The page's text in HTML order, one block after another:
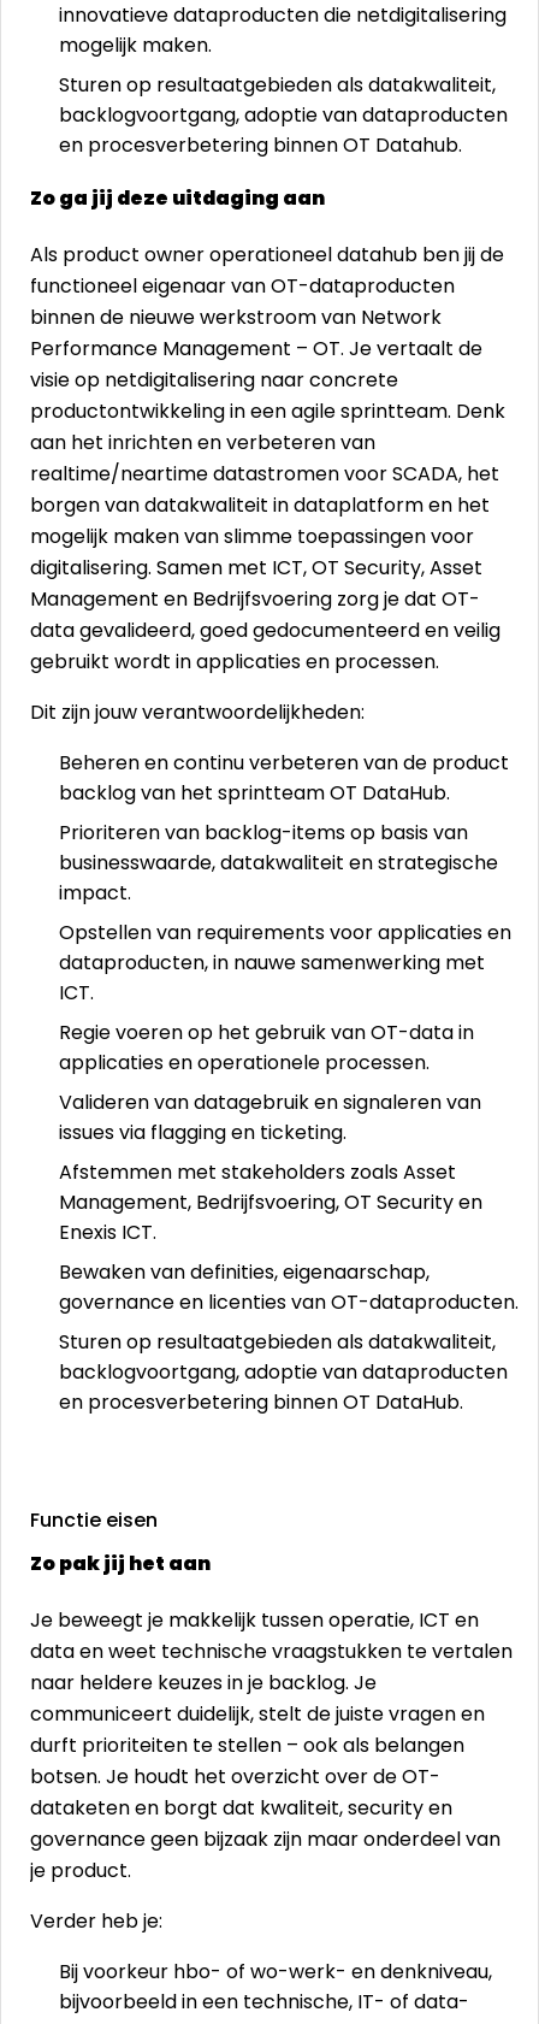
innovatieve dataproducten die netdigitalisering
mogelijk maken.
Sturen op resultaatgebieden als datakwaliteit,
backlogvoortgang, adoptie van dataproducten
en procesverbetering binnen OT Datahub.
Zo ga jij deze uitdaging aan
Als product owner operationeel datahub ben jij de
functioneel eigenaar van OT-dataproducten
binnen de nieuwe werkstroom van Network
Performance Management – OT. Je vertaalt de
visie op netdigitalisering naar concrete
productontwikkeling in een agile sprintteam. Denk
aan het inrichten en verbeteren van
realtime/neartime datastromen voor SCADA, het
borgen van datakwaliteit in dataplatform en het
mogelijk maken van slimme toepassingen voor
digitalisering. Samen met ICT, OT Security, Asset
Management en Bedrijfsvoering zorg je dat OT-
data gevalideerd, goed gedocumenteerd en veilig
gebruikt wordt in applicaties en processen.
Dit zijn jouw verantwoordelijkheden:
Beheren en continu verbeteren van de product
backlog van het sprintteam OT DataHub.
Prioriteren van backlog-items op basis van
businesswaarde, datakwaliteit en strategische
impact.
Opstellen van requirements voor applicaties en
dataproducten, in nauwe samenwerking met
ICT.
Regie voeren op het gebruik van OT-data in
applicaties en operationele processen.
Valideren van datagebruik en signaleren van
issues via flagging en ticketing.
Afstemmen met stakeholders zoals Asset
Management, Bedrijfsvoering, OT Security en
Enexis ICT.
Bewaken van definities, eigenaarschap,
governance en licenties van OT-dataproducten.
Sturen op resultaatgebieden als datakwaliteit,
backlogvoortgang, adoptie van dataproducten
en procesverbetering binnen OT DataHub.
Functie eisen
Zo pak jij het aan
Je beweegt je makkelijk tussen operatie, ICT en
data en weet technische vraagstukken te vertalen
naar heldere keuzes in je backlog. Je
communiceert duidelijk, stelt de juiste vragen en
durft prioriteiten te stellen – ook als belangen
botsen. Je houdt het overzicht over de OT-
dataketen en borgt dat kwaliteit, security en
governance geen bijzaak zijn maar onderdeel van
je product.
Verder heb je:
Bij voorkeur hbo- of wo-werk- en denkniveau,
bijvoorbeeld in een technische, IT- of data-